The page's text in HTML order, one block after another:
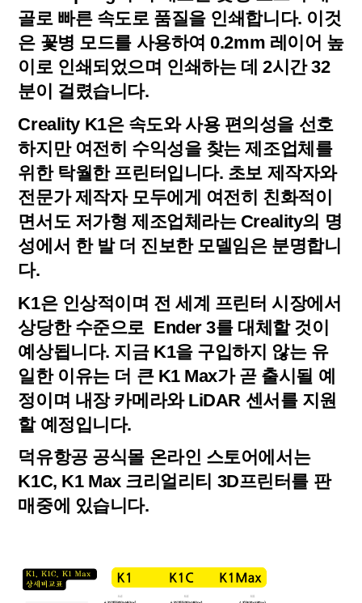
골로 빠른 속도로 품질을 인쇄합니다. 이것
은 꽃병 모드를 사용하여 0.2mm 레이어 높
이로 인쇄되었으며 인쇄하는 데 2시간 32
분이 걸렸습니다.
Creality K1은 속도와 사용 편의성을 선호
하지만 여전히 수익성을 찾는 제조업체를
위한 탁월한 프린터입니다. 초보 제작자와
전문가 제작자 모두에게 여전히 친화적이
면서도 저가형 제조업체라는 Creality의 명
성에서 한 발 더 진보한 모델임은 분명합니
다.
K1은 인상적이며 전 세계 프린터 시장에서
상당한 수준으로 Ender 3를 대체할 것이
예상됩니다. 지금 K1을 구입하지 않는 유
일한 이유는 더 큰 K1 Max가 곧 출시될 예
정이며 내장 카메라와 LiDAR 센서를 지원
할 예정입니다.
덕유항공 공식몰 온라인 스토어에서는
K1C, K1 Max 크리얼리티 3D프린터를 판
매중에 있습니다.